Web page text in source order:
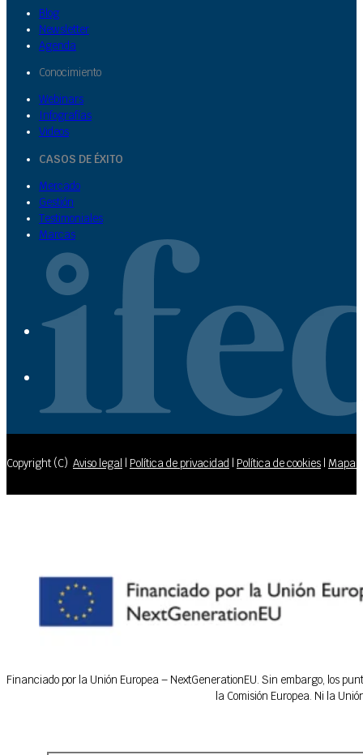
Blog
Newsletter
Agenda
Conocimiento
Webinars
Infografías
Videos
CASOS DE ÉXITO
Mercado
Gestión
Testimoniales
Marcas
Copyright (C) Aviso legal Política de privacidad Política de cookies Mapa
Financiado por la Unión Europea – NextGenerationEU. Sin embargo, los
la Comisión Europea. Ni la